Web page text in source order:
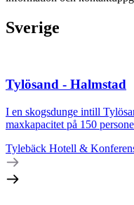
Sverige
Tylösand - Halmstad
I en skogsdunge intill
maxkapacitet på 150
Tylebäck Hotell &